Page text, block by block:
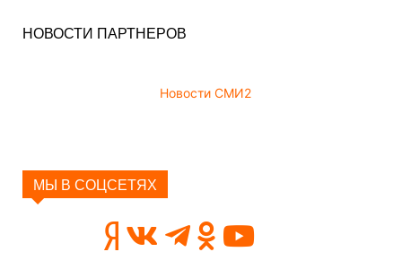
НОВОСТИ ПАРТНЕРОВ
Новости СМИ2
МЫ В СОЦСЕТЯХ